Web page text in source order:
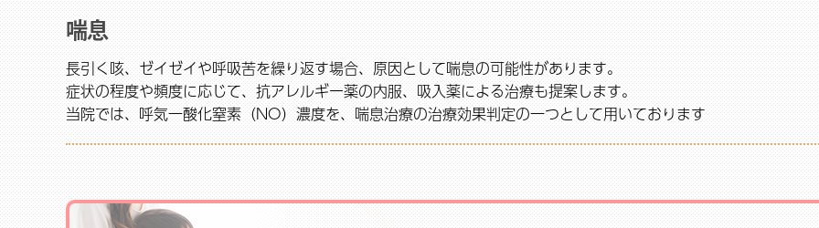
喘息
長引く咳、ゼイゼイや呼吸苦を繰り返す場合、原因として喘息の可能性があります。
症状の程度や頻度に応じて、抗アレルギー薬の内服、吸入薬による治療も提案します。
当院では、呼気一酸化窒素（NO）濃度を、喘息治療の治療効果判定の一つとして用いております